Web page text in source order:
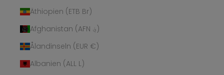
Äthiopien (ETB Br)
Afghanistan (AFN ؋)
Ålandinseln (EUR €)
Albanien (ALL L)